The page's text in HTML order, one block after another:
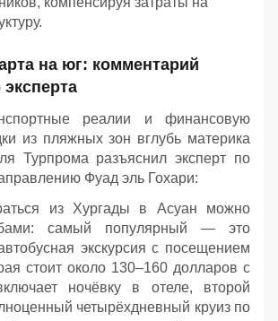
на юг: комментарий
эксперта
реалии и финансовую
из пляжных зон вглубь материка
Турпрома разъяснил эксперт по
Фуад эль Гохари:
из Хургады в Асуан можно
самый популярный — это
экскурсия с посещением
стоит около 130–160 долларов с
ночёвку в отеле, второй
четырёхдневный круиз по